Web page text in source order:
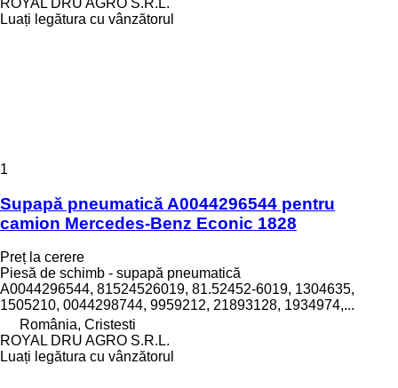
ROYAL DRU AGRO S.R.L.
Luați legătura cu vânzătorul
1
Supapă pneumatică A0044296544 pentru
camion Mercedes-Benz Econic 1828
Preț la cerere
Piesă de schimb - supapă pneumatică
A0044296544, 81524526019, 81.52452-6019, 1304635,
1505210, 0044298744, 9959212, 21893128, 1934974,...
România, Cristesti
ROYAL DRU AGRO S.R.L.
Luați legătura cu vânzătorul